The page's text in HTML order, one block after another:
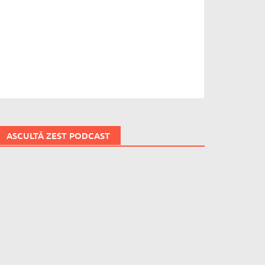
ASCULTĂ ZEST PODCAST